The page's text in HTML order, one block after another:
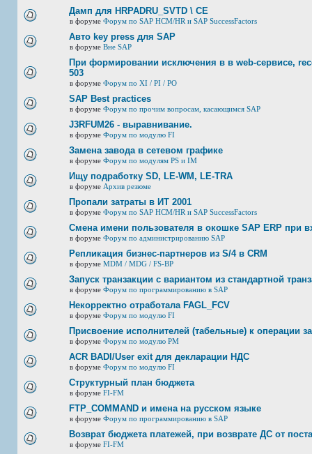
Дамп для HRPADRU_SVTD \ CE
в форуме Форум по SAP HCM/HR и SAP SuccessFactors
Авто key press для SAP
в форуме Вне SAP
При формировании исключения в в web-сервисе,
503
в форуме Форум по XI / PI / РО
SAP Best practices
в форуме Форум по прочим вопросам, касающимся SAP
J3RFUМ26 - выравнивание.
в форуме Форум по модулю FI
Замена завода в сетевом графике
в форуме Форум по модулям PS и IM
Ищу подработку SD, LE-WM, LE-TRA
в форуме Архив резюме
Пропали затраты в ИТ 2001
в форуме Форум по SAP HCM/HR и SAP SuccessFactors
Смена имени пользователя в окошке SAP ERP при
в форуме Форум по администрированию SAP
Репликация бизнес-партнеров из S/4 в CRM
в форуме MDM / MDG / FS-BP
Запуск транзакции с вариантом из стандартной
в форуме Форум по программированию в SAP
Некорректно отработала FAGL_FCV
в форуме Форум по модулю FI
Присвоение исполнителей (табельные) к операции
в форуме Форум по модулю РМ
ACR BADI/User exit для декларации НДС
в форуме Форум по модулю FI
Структурный план бюджета
в форуме FI-FM
FTP_COMMAND и имена на русском языке
в форуме Форум по программированию в SAP
Возврат бюджета платежей, при возврате ДС от
в форуме FI-FM